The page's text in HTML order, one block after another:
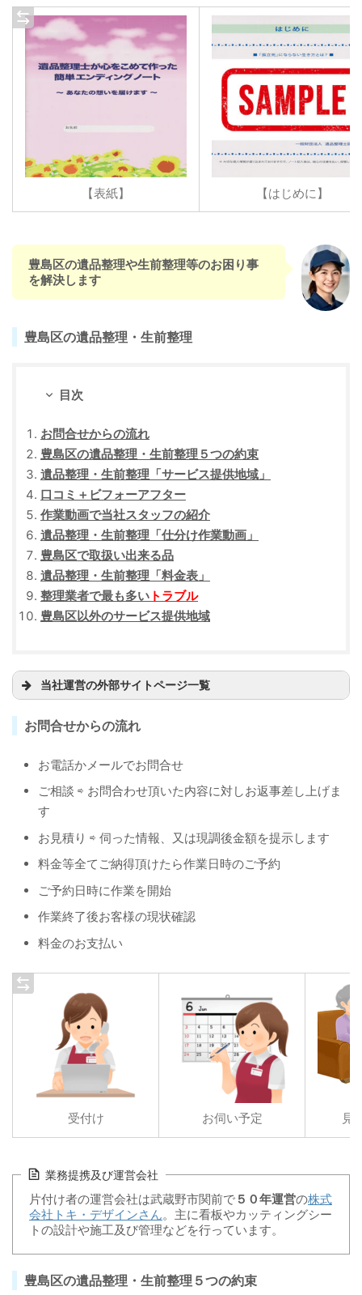
【表紙】 【はじめに】
豊島区の遺品整理や生前整理等のお困り事
を解決します
豊島区の遺品整理・生前整理
目次
お問合せからの流れ
豊島区の遺品整理・生前整理５つの約束
遺品整理・生前整理「サービス提供地域」
口コミ＋ビフォーアフター
作業動画で当社スタッフの紹介
遺品整理・生前整理「仕分け作業動画」
豊島区で取扱い出来る品
遺品整理・生前整理「料金表」
整理業者で最も多い トラブル
豊島区以外のサービス提供地域
当社運営の外部サイトページ一覧
投稿ページ
口コミページ
ツイッター
インスタグラム
ライン公式
ユーチューブ
お問合せからの流れ
お電話かメールでお問合せ
ご相談 ⇨ お問合わせ頂いた内容に対しお返事差し上げま
す
お見積り ⇨ 伺った情報、又は現調後金額を提示します
料金等全てご納得頂けたら作業日時のご予約
ご予約日時に作業を開始
作業終了後お客様の現状確認
料金のお支払い
受付け お伺い予定 見
業務提携及び運営会社
片付け者の運営会社は武蔵野市関前で５０年運営の株式
会社トキ・デザインさん。主に看板やカッティングシー
トの設計や施工及び管理などを行っています。
豊島区の遺品整理・生前整理５つの約束